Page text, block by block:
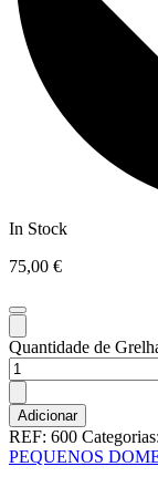
In Stock
75,00 €
Quantidade de
Adicionar
REF: 600 Categorias:
PEQUENOS